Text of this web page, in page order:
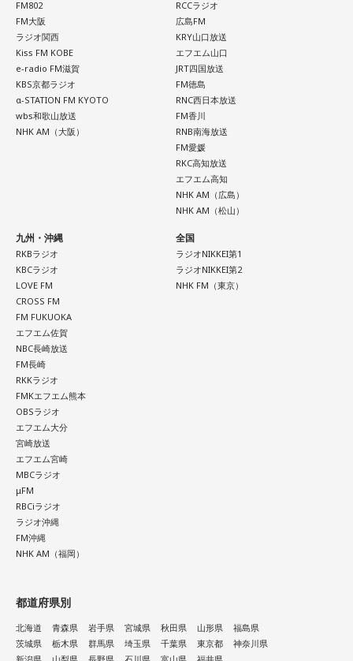
FM802
FM大阪
ラジオ関西
Kiss FM KOBE
e-radio FM滋賀
KBS京都ラジオ
α-STATION FM KYOTO
wbs和歌山放送
NHK AM（大阪）
RCCラジオ
広島FM
KRY山口放送
エフエム山口
JRT四国放送
FM徳島
RNC西日本放送
FM香川
RNB南海放送
FM愛媛
RKC高知放送
エフエム高知
NHK AM（広島）
NHK AM（松山）
九州・沖縄
RKBラジオ
KBCラジオ
LOVE FM
CROSS FM
FM FUKUOKA
エフエム佐賀
NBC長崎放送
FM長崎
RKKラジオ
FMKエフエム熊本
OBSラジオ
エフエム大分
宮崎放送
エフエム宮崎
MBCラジオ
μFM
RBCiラジオ
ラジオ沖縄
FM沖縄
NHK AM（福岡）
全国
ラジオNIKKEI第1
ラジオNIKKEI第2
NHK FM（東京）
都道府県別
北海道 青森県 岩手県 宮城県 秋田県 山形県
福島県
茨城県
栃木県 群馬県 埼玉県 千葉県 東京都
神奈川県